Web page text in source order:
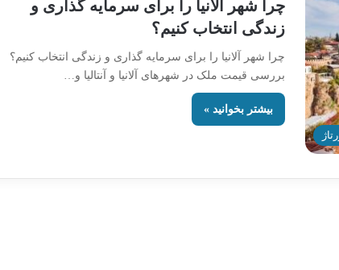
چرا شهر آلانیا را برای سرمایه گذاری و
زندگی انتخاب کنیم؟
چرا شهر آلانیا را برای سرمایه گذاری و زندگی انتخاب کنیم؟
بررسی قیمت ملک در شهرهای آلانیا و آنتالیا و…
بیشتر بخوانید »